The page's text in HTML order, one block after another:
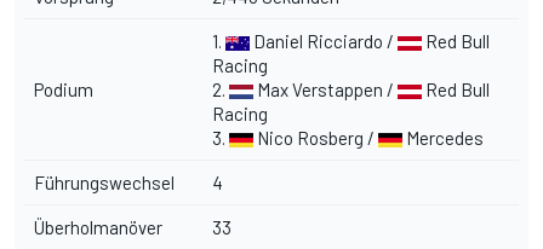
Podium
1. Daniel Ricciardo /
Red Bull
Racing
2.
Max Verstappen /
Red Bull
Racing
3.
Nico Rosberg / Mercedes
Führungswechsel 4
Überholmanöver 33